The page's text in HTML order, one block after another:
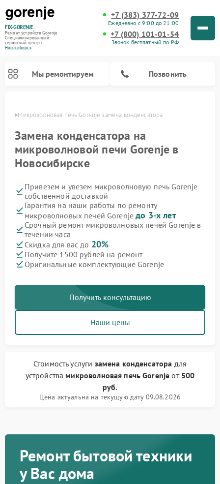
FIX-GORENJE
Ремонт устройств Gorenje
Специализированный
cервисный центр г.
Новосибирск
+7 (383) 377-72-09
Ежедневно с 9:00 до 21:00
+7 (800) 101-01-54
Звонок бесплатный по РФ
Мы ремонтируем Позвонить
Микроволновая печь Gorenje замена конденсатора
Замена конденсатора на
микроволновой печи Gorenje в
Новосибирске
Привезем и увезем микроволновую печь Gorenje
собственной доставкой
Гарантия на наши работы по ремонту
микроволновых печей Gorenjeдо 3-х лет
Срочный ремонт микроволновых печей Gorenje в
течении часа
Скидка для вас до 20%
Получите 1500 рублей на ремонт
Оригинальные комплектующие Gorenje
Получить консультацию
Наши цены
Стоимость услуги замена конденсатора для
устройства микроволновая печь Gorenje от 500
руб.
Цена актуальна на текущую дату 09.08.2026
Ремонт бытовой техники
у Вас дома